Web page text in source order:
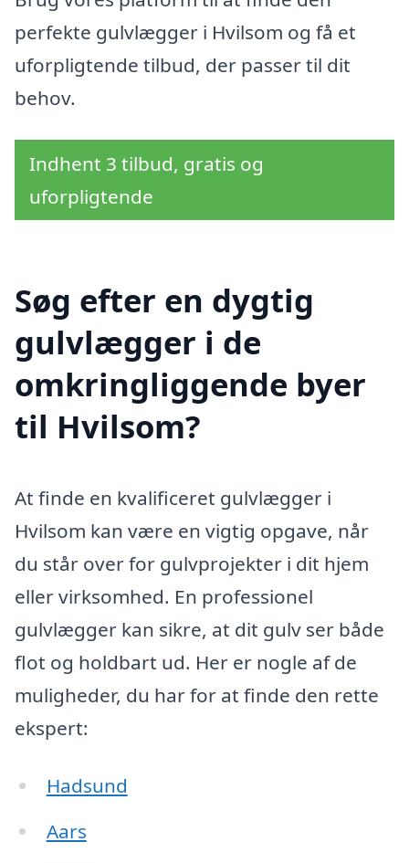
perfekte gulvlægger i Hvilsom og få et
uforpligtende tilbud, der passer til dit
behov.
Indhent 3 tilbud, gratis og
uforpligtende
Søg efter en dygtig
gulvlægger i de
omkringliggende byer
til Hvilsom?
At finde en kvalificeret gulvlægger i
Hvilsom kan være en vigtig opgave, når
du står over for gulvprojekter i dit hjem
eller virksomhed. En professionel
gulvlægger kan sikre, at dit gulv ser både
flot og holdbart ud. Her er nogle af de
muligheder, du har for at finde den rette
ekspert:
Hadsund
Aars